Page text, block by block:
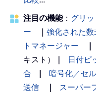
注目の機能： グリ
ー
｜ 強化された数
トマネージャー
｜
キスト）
｜ 日付ピ
合
｜ 暗号化／セ
送信
｜ スーパー